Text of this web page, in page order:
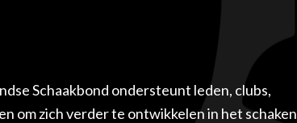
Schaakbond ondersteunt leden, clubs,
om zich verder te ontwikkelen in het schaken